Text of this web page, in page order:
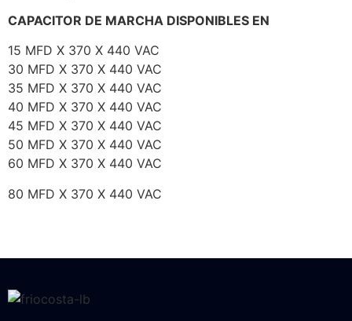
CAPACITOR DE MARCHA DISPONIBLES EN
15 MFD X 370 X 440 VAC
30 MFD X 370 X 440 VAC
35 MFD X 370 X 440 VAC
40 MFD X 370 X 440 VAC
45 MFD X 370 X 440 VAC
50 MFD X 370 X 440 VAC
60 MFD X 370 X 440 VAC
80 MFD X 370 X 440 VAC